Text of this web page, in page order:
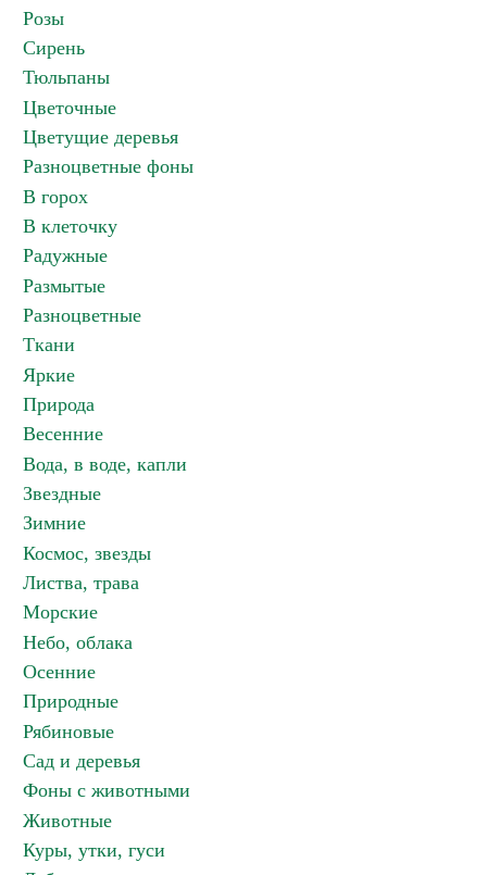
Розы
Сирень
Тюльпаны
Цветочные
Цветущие деревья
Разноцветные фоны
В горох
В клеточку
Радужные
Размытые
Разноцветные
Ткани
Яркие
Природа
Весенние
Вода, в воде, капли
Звездные
Зимние
Космос, звезды
Листва, трава
Морские
Небо, облака
Осенние
Природные
Рябиновые
Сад и деревья
Фоны с животными
Животные
Куры, утки, гуси